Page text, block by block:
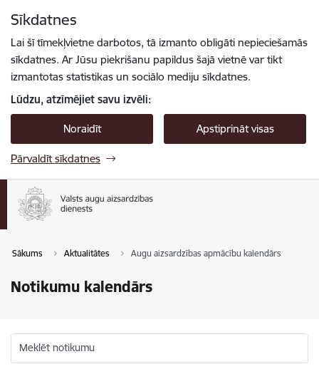
Sīkdatnes
Lai šī tīmekļvietne darbotos, tā izmanto obligāti nepieciešamās
sīkdatnes. Ar Jūsu piekrišanu papildus šajā vietnē var tikt
izmantotas statistikas un sociālo mediju sīkdatnes.
Lūdzu, atzīmējiet savu izvēli:
Noraidīt Apstiprināt visas
Pārvaldīt sīkdatnes
Sākums Aktualitātes Augu aizsardzības apmācību kalendārs
Notikumu kalendārs
Meklēt notikumu